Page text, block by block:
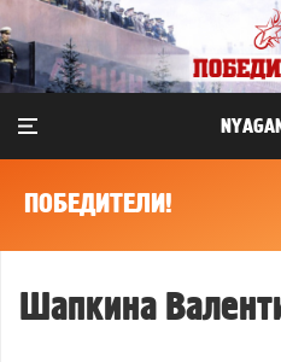
ПОБЕДИТЕЛИ!
Шапкина